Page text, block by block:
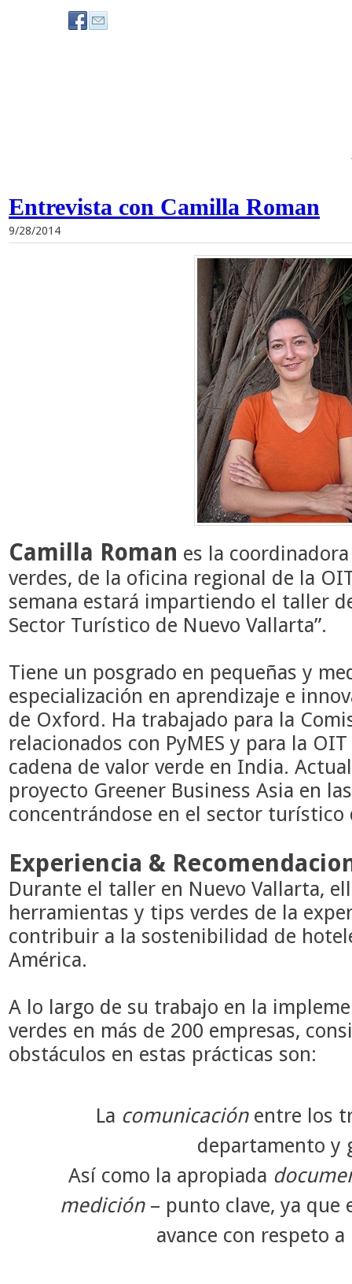
Entrevista con Camilla Roman
9/28/2014
Camilla Roman es la
verdes, de la oficina regional de la
semana estará impartiendo el taller
Sector Turístico de Nuevo Vallarta”.
Tiene un posgrado en pequeñas y
especialización en aprendizaje e
de Oxford. Ha trabajado para la
relacionados con PyMES y para la
cadena de valor verde en India.
proyecto Greener Business Asia en
concentrándose en el sector turístico
Experiencia &
Durante el taller en Nuevo Vallarta,
herramientas y tips verdes de la
contribuir a la sostenibilidad de
América.
A lo largo de su trabajo en la
verdes en más de 200 empresas,
obstáculos en estas prácticas son:
La comunicaciónentre los
departamento y
Así como la apropiada
medición– punto clave, ya que
avance con respeto